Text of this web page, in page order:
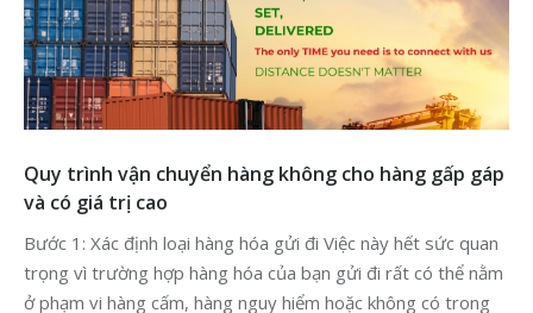
Quy trình vận chuyển hàng không cho hàng gấp gáp
và có giá trị cao
Bước 1: Xác định loại hàng hóa gửi đi Việc này hết sức quan
trọng vì trường hợp hàng hóa của bạn gửi đi rất có thể nằm
ở phạm vi hàng cấm, hàng nguy hiểm hoặc không có trong